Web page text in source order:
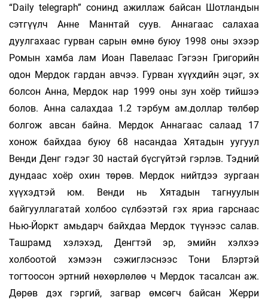
“Daily telegraph” сонинд ажиллаж байсан Шотландын
сэтгүүлч Анне Маннтай суув. Аннагаас салахаа
дуулгахаас гурван сарын өмнө буюу 1998 оны эхээр
Ромын хамба лам Иоан Павелаас Гэгээн Григорийн
одон Мердок гардан авчээ. Гурван хүүхдийн эцэг, эх
болсон Анна, Мердок нар 1999 оны зун хоёр тийшээ
болов. Анна салахдаа 1.2 тэрбум ам.доллар төлбөр
болгож авсан байна. Мердок Аннагаас салаад 17
хонож байхдаа буюу 68 насандаа Хятадын уугуул
Венди Денг гэдэг 30 настай бүсгүйтэй гэрлэв. Тэдний
дундаас хоёр охин төрөв. Мердок нийтдээ зургаан
хүүхэдтэй юм. Венди нь Хятадын тагнуулын
байгууллагатай холбоо сүлбээтэй гэх яриа гарснаас
Нью-Йоркт амьдарч байхдаа Мердок түүнээс салав.
Ташрамд хэлэхэд, Денгтэй эр, эмийн хэлхээ
холбоотой хэмээн сэжиглэснээс Тони Блэртэй
тогтоосон эртний нөхөрлөлөө ч Мердок тасалсан аж.
Дөрөв дэх гэргий, загвар өмсөгч байсан Жерри